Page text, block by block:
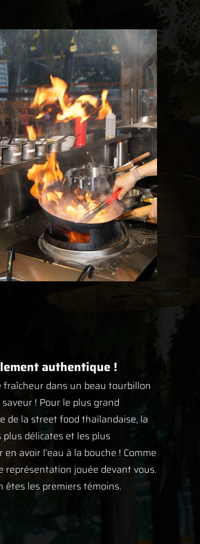
authentique !
fraîcheur dans un beau tourbillon
! Pour le plus grand
de la street food thaïlandaise, la
délicates et les plus
avoir l’eau à la bouche ! Comme
représentation jouée devant vous.
les premiers témoins.